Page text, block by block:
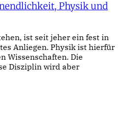
Physik und
ist seit jeher ein fest in
Anliegen. Physik ist hierfür
Wissenschaften. Die
Disziplin wird aber